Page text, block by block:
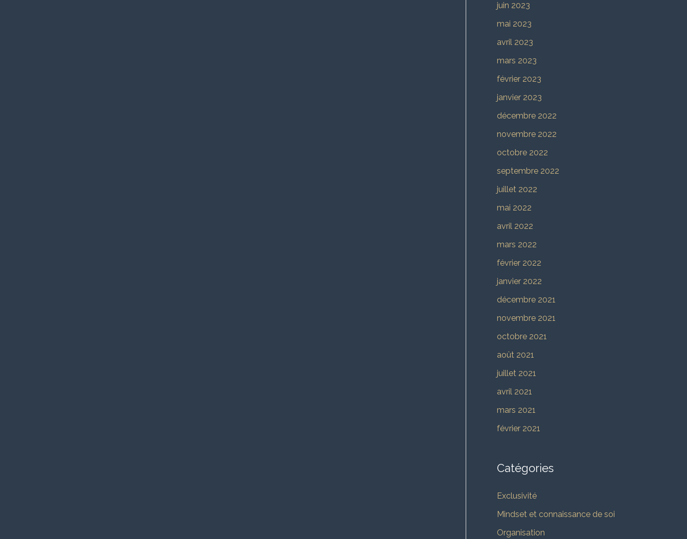
juin 2023
mai 2023
avril 2023
mars 2023
février 2023
janvier 2023
décembre 2022
novembre 2022
octobre 2022
septembre 2022
juillet 2022
mai 2022
avril 2022
mars 2022
février 2022
janvier 2022
décembre 2021
novembre 2021
octobre 2021
août 2021
juillet 2021
avril 2021
mars 2021
février 2021
Catégories
Exclusivité
Mindset et connaissance de soi
Organisation